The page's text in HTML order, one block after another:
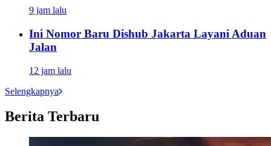
9 jam lalu
Ini Nomor Baru Dishub Jakarta Layani Aduan
Jalan
12 jam lalu
Selengkapnya
Berita Terbaru